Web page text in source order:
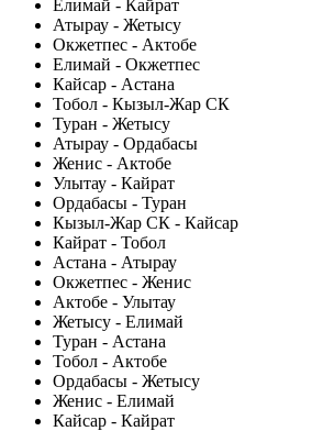
Елимай - Кайрат
Атырау - Жетысу
Окжетпес - Актобе
Елимай - Окжетпес
Кайсар - Астана
Тобол - Кызыл-Жар СК
Туран - Жетысу
Атырау - Ордабасы
Женис - Актобе
Улытау - Кайрат
Ордабасы - Туран
Кызыл-Жар СК - Кайсар
Кайрат - Тобол
Астана - Атырау
Окжетпес - Женис
Актобе - Улытау
Жетысу - Елимай
Туран - Астана
Тобол - Актобе
Ордабасы - Жетысу
Женис - Елимай
Кайсар - Кайрат